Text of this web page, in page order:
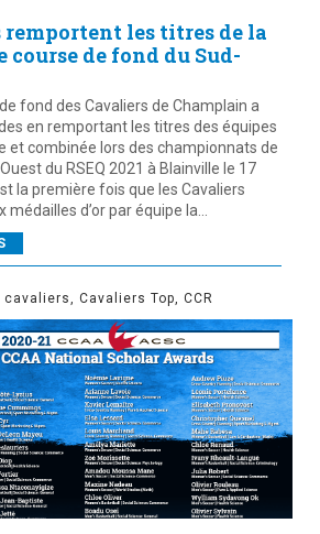
remportent les titres de la
course de fond du Sud-
de fond des Cavaliers de Champlain a
en remportant les titres des équipes
et combinée lors des championnats de
du RSEQ 2021 à Blainville le 17
la première fois que les Cavaliers
d’or par équipe la...
, Cavaliers Top, CCR